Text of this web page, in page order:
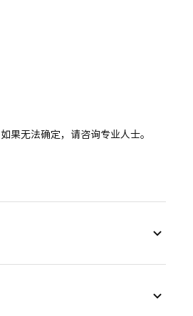
果无法确定，请咨询专业人士。